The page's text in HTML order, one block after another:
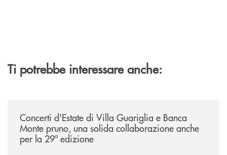
Ti potrebbe interessare anche:
Concerti d'Estate di Villa Guariglia e Banca
Monte pruno, una solida collaborazione anche
per la 29ª edizione